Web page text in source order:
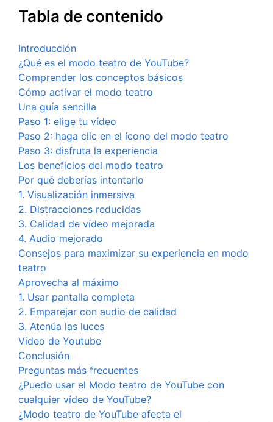
Tabla de contenido
Introducción
¿Qué es el modo teatro de YouTube?
Comprender los conceptos básicos
Cómo activar el modo teatro
Una guía sencilla
Paso 1: elige tu vídeo
Paso 2: haga clic en el ícono del modo teatro
Paso 3: disfruta la experiencia
Los beneficios del modo teatro
Por qué deberías intentarlo
1. Visualización inmersiva
2. Distracciones reducidas
3. Calidad de vídeo mejorada
4. Audio mejorado
Consejos para maximizar su experiencia en modo
teatro
Aprovecha al máximo
1. Usar pantalla completa
2. Emparejar con audio de calidad
3. Atenúa las luces
Video de Youtube
Conclusión
Preguntas más frecuentes
¿Puedo usar el Modo teatro de YouTube con
cualquier vídeo de YouTube?
¿Modo teatro de YouTube afecta el